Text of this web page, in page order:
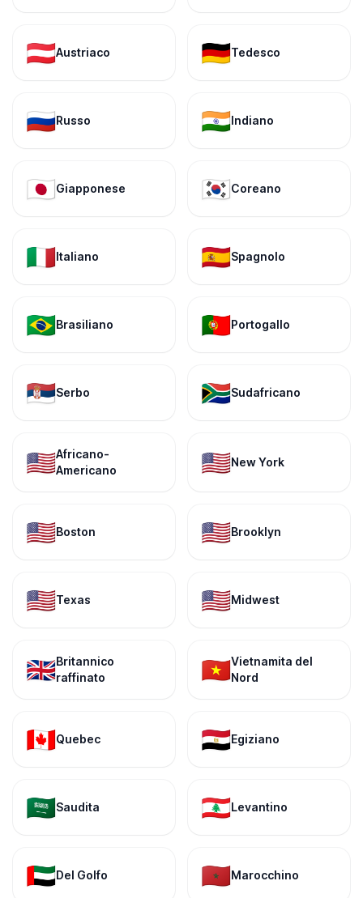
🇦🇹Austriaco 🇩🇪Tedesco
🇷🇺Russo 🇮🇳Indiano
🇯🇵Giapponese 🇰🇷Coreano
🇮🇹Italiano 🇪🇸Spagnolo
🇧🇷Brasiliano 🇵🇹Portogallo
🇷🇸Serbo 🇿🇦Sudafricano
🇺🇸Africano-
Americano
🇺🇸New York
🇺🇸Boston 🇺🇸Brooklyn
🇺🇸Texas 🇺🇸Midwest
🇬🇧Britannico
raffinato
🇻🇳Vietnamita del
Nord
🇨🇦Quebec 🇪🇬Egiziano
🇸🇦Saudita 🇱🇧Levantino
🇦🇪Del Golfo 🇲🇦Marocchino